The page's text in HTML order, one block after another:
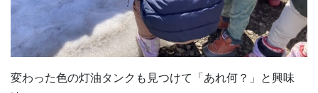
変わった色の灯油タンクも見つけて「あれ何？」と興味